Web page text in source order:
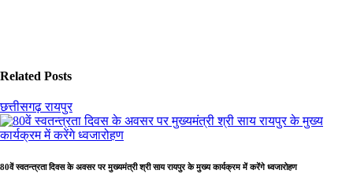
Related Posts
छत्तीसगढ़रायपुर
80वें स्वतन्त्रता दिवस के अवसर पर मुख्यमंत्री श्री साय रायपुर के मुख्य कार्यक्रम में करेंगे ध्वजारोहण